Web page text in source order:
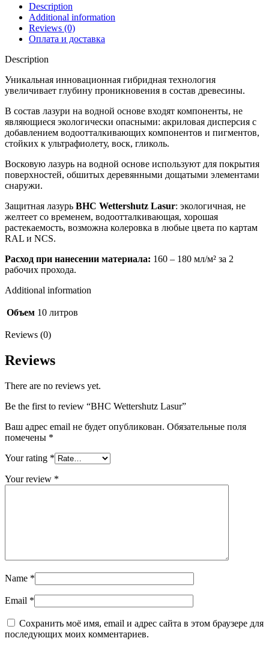
Description
Additional information
Reviews (0)
Оплата и доставка
Description
Уникальная инновационная гибридная технология
увеличивает глубину проникновения в состав древесины.
В состав лазури на водной основе входят компоненты, не
являющиеся экологически опасными: акриловая дисперсия с
добавлением водоотталкивающих компонентов и пигментов,
стойких к ультрафиолету, воск, гликоль.
Восковую лазурь на водной основе используют для покрытия
поверхностей, обшитых деревянными дощатыми элементами
снаружи.
Защитная лазурь BHC Wettershutz Lasur: экологичная, не
желтеет со временем, водоотталкивающая, хорошая
растекаемость, возможна колеровка в любые цвета по картам
RAL и NCS.
Расход при нанесении материала: 160 – 180 мл/м² за 2
рабочих прохода.
Additional information
Объем 10 литров
Reviews (0)
Reviews
There are no reviews yet.
Be the first to review “BHC Wettershutz Lasur”
Ваш адрес email не будет опубликован. Обязательные поля
помечены *
Your rating *
Your review *
Name *
Email *
Сохранить моё имя, email и адрес сайта в этом браузере для
последующих моих комментариев.